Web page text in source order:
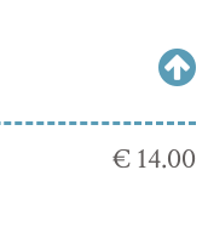
€ 14.00